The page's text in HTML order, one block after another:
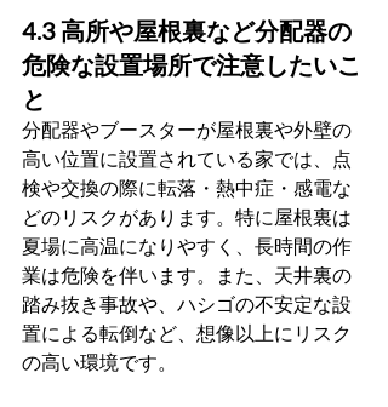
4.3 高所や屋根裏など分配器の
危険な設置場所で注意したいこ
と
分配器やブースターが屋根裏や外壁の
高い位置に設置されている家では、点
検や交換の際に転落・熱中症・感電な
どのリスクがあります。特に屋根裏は
夏場に高温になりやすく、長時間の作
業は危険を伴います。また、天井裏の
踏み抜き事故や、ハシゴの不安定な設
置による転倒など、想像以上にリスク
の高い環境です。